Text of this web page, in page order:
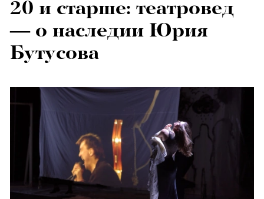
20 и старше: театровед
— о наследии Юрия
Бутусова